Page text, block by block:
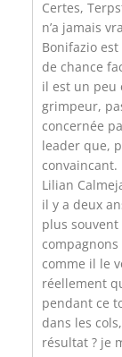
Certes,
n’a jamais
Bonifazio
de chance
il est un peu
grimpeur,
concernée
leader que,
convaincant.
Lilian
il y a deux
plus
compagnons
comme il le
réellement
pendant ce
dans les
résultat ? je